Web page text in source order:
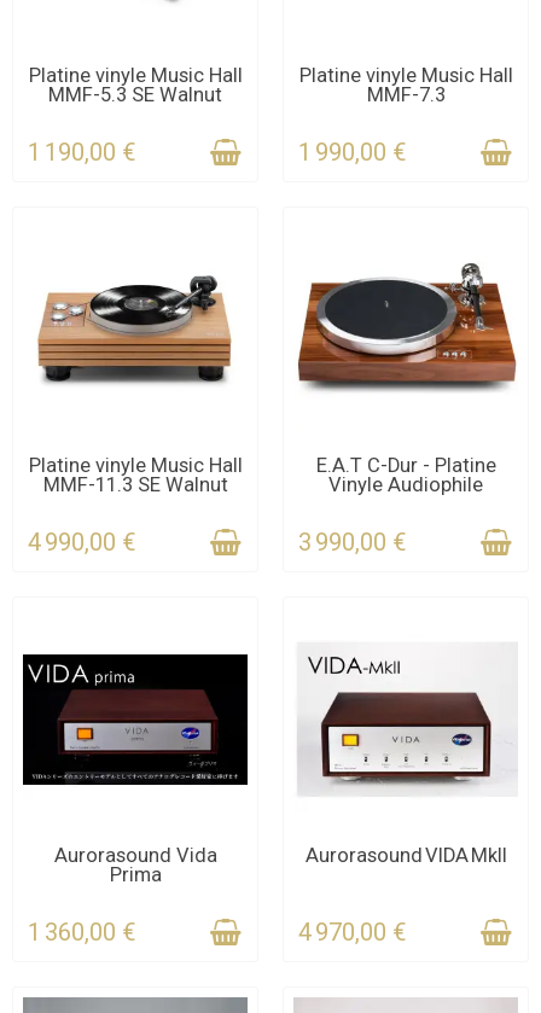
CONTACTEZ-NOUS
POUR LE DÉLAI
Platine vinyle Music Hall
MMF-5.3 SE Walnut
1 190,00 €
CONTACTEZ-NOUS
POUR LE DÉLAI
Platine vinyle Music Hall
MMF-7.3
1 990,00 €
CONTACTEZ-NOUS
POUR LE DÉLAI
Platine vinyle Music Hall
MMF-11.3 SE Walnut
4 990,00 €
DERNIERS ARTICLES EN
STOCK
E.A.T C-Dur - Platine
Vinyle Audiophile
3 990,00 €
DERNIERS ARTICLES EN
STOCK
Aurorasound Vida
Prima
1 360,00 €
DERNIERS ARTICLES EN
Aurorasound VIDA MkII
4 970,00 €